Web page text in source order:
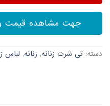
جهت مشاهده قیمت
دسته: تی شرت زنانه, زنانه, لباس